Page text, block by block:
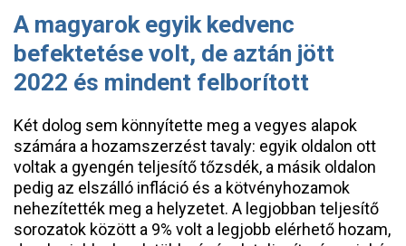
A magyarok egyik kedvenc
befektetése volt, de aztán jött
2022 és mindent felborított
Két dolog sem könnyítette meg a vegyes alapok
számára a hozamszerzést tavaly: egyik oldalon ott
voltak a gyengén teljesítő tőzsdék, a másik oldalon
pedig az elszálló infláció és a kötvényhozamok
nehezítették meg a helyzetet. A legjobban teljesítő
sorozatok között a 9% volt a legjobb elérhető hozam,